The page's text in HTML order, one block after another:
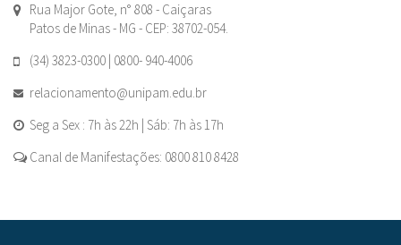
Rua Major Gote, n° 808 - Caiçaras
Patos de Minas - MG - CEP: 38702-054.
(34) 3823-0300 | 0800- 940-4006
relacionamento@unipam.edu.br
Seg a Sex : 7h às 22h | Sáb: 7h às 17h
Canal de Manifestações: 0800 810 8428